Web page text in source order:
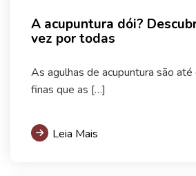
A acupuntura dói?
vez por todas
As agulhas de acupuntura são
finas que as […]
Leia Mais